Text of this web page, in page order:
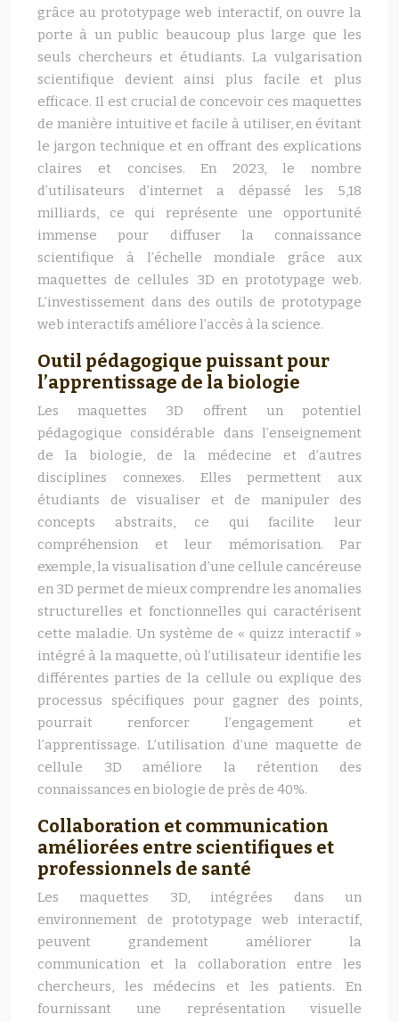
grâce au prototypage web interactif, on ouvre la
porte à un public beaucoup plus large que les
seuls chercheurs et étudiants. La vulgarisation
scientifique devient ainsi plus facile et plus
efficace. Il est crucial de concevoir ces maquettes
de manière intuitive et facile à utiliser, en évitant
le jargon technique et en offrant des explications
claires et concises. En 2023, le nombre
d’utilisateurs d’internet a dépassé les 5,18
milliards, ce qui représente une opportunité
immense pour diffuser la connaissance
scientifique à l’échelle mondiale grâce aux
maquettes de cellules 3D en prototypage web.
L’investissement dans des outils de prototypage
web interactifs améliore l’accès à la science.
Outil pédagogique puissant pour
l’apprentissage de la biologie
Les maquettes 3D offrent un potentiel
pédagogique considérable dans l’enseignement
de la biologie, de la médecine et d’autres
disciplines connexes. Elles permettent aux
étudiants de visualiser et de manipuler des
concepts abstraits, ce qui facilite leur
compréhension et leur mémorisation. Par
exemple, la visualisation d’une cellule cancéreuse
en 3D permet de mieux comprendre les anomalies
structurelles et fonctionnelles qui caractérisent
cette maladie. Un système de « quizz interactif »
intégré à la maquette, où l’utilisateur identifie les
différentes parties de la cellule ou explique des
processus spécifiques pour gagner des points,
pourrait renforcer l’engagement et
l’apprentissage. L’utilisation d’une maquette de
cellule 3D améliore la rétention des
connaissances en biologie de près de 40%.
Collaboration et communication
améliorées entre scientifiques et
professionnels de santé
Les maquettes 3D, intégrées dans un
environnement de prototypage web interactif,
peuvent grandement améliorer la
communication et la collaboration entre les
chercheurs, les médecins et les patients. En
fournissant une représentation visuelle